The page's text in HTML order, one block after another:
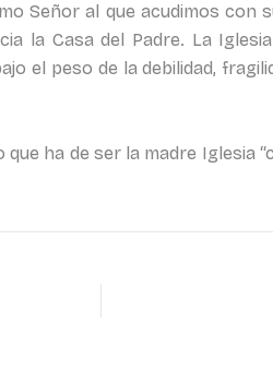
Señor al que acudimos
la Casa del Padre. La
el peso de la debilidad,
ha de ser la madre Iglesia